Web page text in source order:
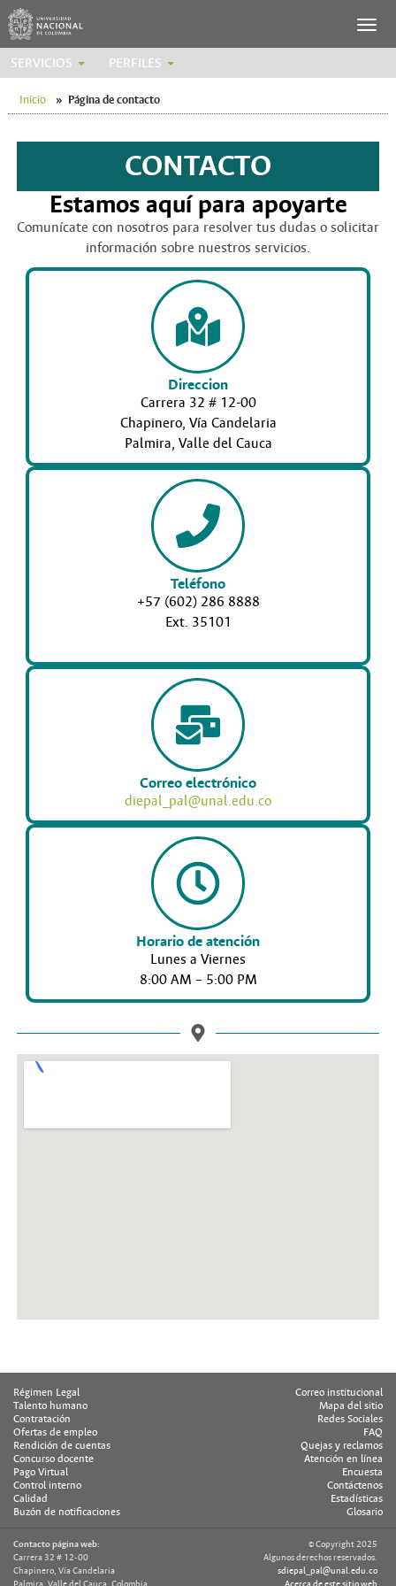
SERVICIOS PERFILES
Inicio » Página de contacto
CONTACTO
Estamos aquí para apoyarte
Comunícate con nosotros para resolver tus dudas o solicitar
información sobre nuestros servicios.
Direccion
Carrera 32 # 12-00
Chapinero, Vía Candelaria
Palmira, Valle del Cauca
Teléfono
+57 (602) 286 8888
Ext. 35101
Correo electrónico
diepal_pal@unal.edu.co
Horario de atención
Lunes a Viernes
8:00 AM – 5:00 PM
Régimen Legal
Talento humano
Contratación
Ofertas de empleo
Rendición de cuentas
Concurso docente
Pago Virtual
Control interno
Calidad
Buzón de notificaciones
Correo institucional
Mapa del sitio
Redes Sociales
FAQ
Quejas y reclamos
Atención en línea
Encuesta
Contáctenos
Estadísticas
Glosario
Contacto página web:
Carrera 32 # 12-00
Chapinero, Vía Candelaria
© Copyright 2025
Algunos derechos reservados.
sdiepal_pal@unal.edu.co